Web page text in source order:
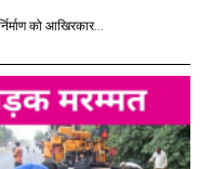
को आखिरकार...